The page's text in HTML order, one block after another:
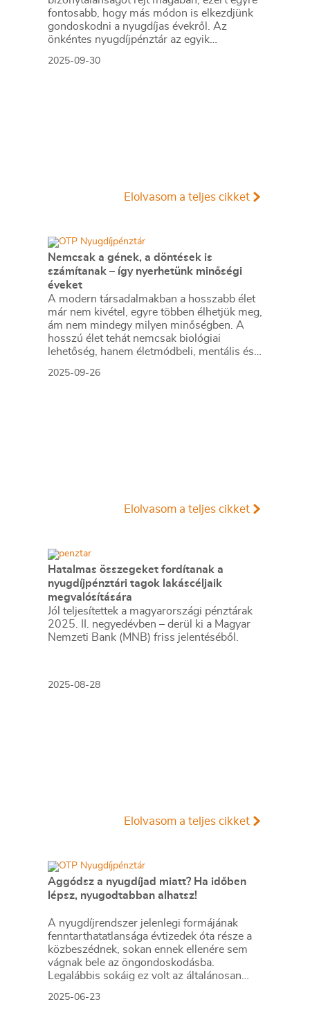
fontosabb, hogy más módon is elkezdjünk
gondoskodni a nyugdíjas évekről. Az
önkéntes nyugdíjpénztár az egyik
öngondoskodási forma, amely számos
2025-09-30
Elolvasom a teljes cikket
Nemcsak a gének, a döntések is
számítanak – így nyerhetünk minőségi
éveket
A modern társadalmakban a hosszabb élet
már nem kivétel, egyre többen élhetjük meg,
ám nem mindegy milyen minőségben. A
hosszú élet tehát nemcsak biológiai
lehetőség, hanem életmódbeli, mentális és
életet, amely minőségi időskort biztosít?
2025-09-26
Elolvasom a teljes cikket
Hatalmas összegeket fordítanak a
nyugdíjpénztári tagok lakáscéljaik
megvalósítására
Jól teljesítettek a magyarországi pénztárak
2025. II. negyedévben – derül ki a Magyar
Nemzeti Bank (MNB) friss jelentéséből.
2025-08-28
Elolvasom a teljes cikket
Aggódsz a nyugdíjad miatt? Ha időben
lépsz, nyugodtabban alhatsz!
A nyugdíjrendszer jelenlegi formájának
fenntarthatatlansága évtizedek óta része a
közbeszédnek, sokan ennek ellenére sem
vágnak bele az öngondoskodásba.
Legalábbis sokáig ez volt az általánosan
Nyugdíjpénztár friss, reprezentatív
2025-06-23